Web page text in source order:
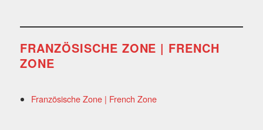
FRANZÖSISCHE ZONE | FRENCH
ZONE
Französische Zone | French Zone